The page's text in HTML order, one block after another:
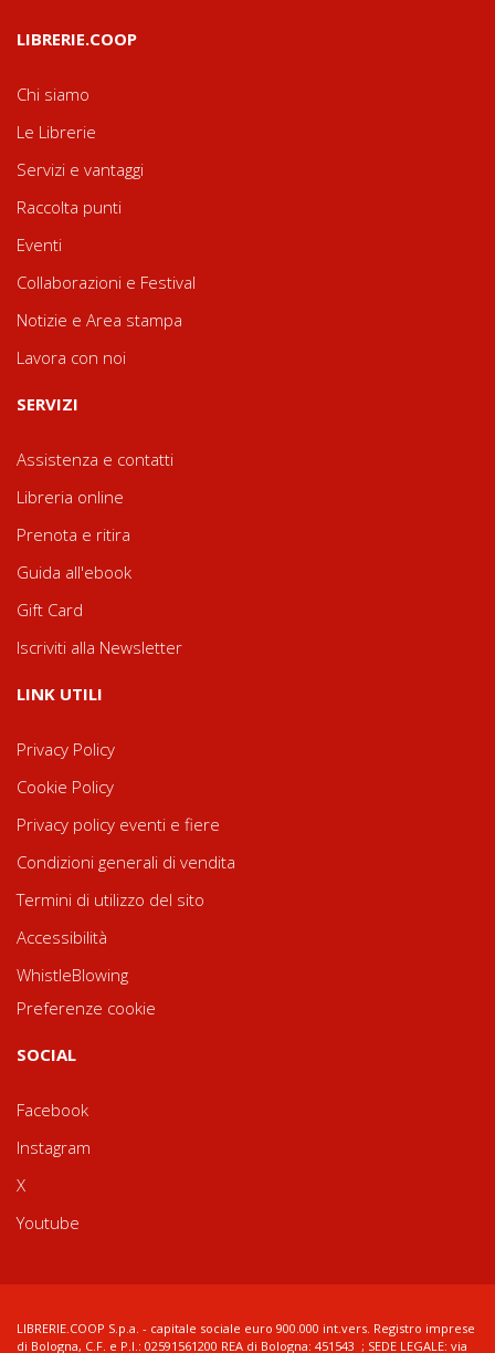
LIBRERIE.COOP
Chi siamo
Le Librerie
Servizi e vantaggi
Raccolta punti
Eventi
Collaborazioni e Festival
Notizie e Area stampa
Lavora con noi
SERVIZI
Assistenza e contatti
Libreria online
Prenota e ritira
Guida all'ebook
Gift Card
Iscriviti alla Newsletter
LINK UTILI
Privacy Policy
Cookie Policy
Privacy policy eventi e fiere
Condizioni generali di vendita
Termini di utilizzo del sito
Accessibilità
WhistleBlowing
Preferenze cookie
SOCIAL
Facebook
Instagram
X
Youtube
LIBRERIE.COOP S.p.a. - capitale sociale euro 900.000 int.vers. Registro imprese
di Bologna, C.F. e P.I.: 02591561200 REA di Bologna: 451543 ; SEDE LEGALE: via